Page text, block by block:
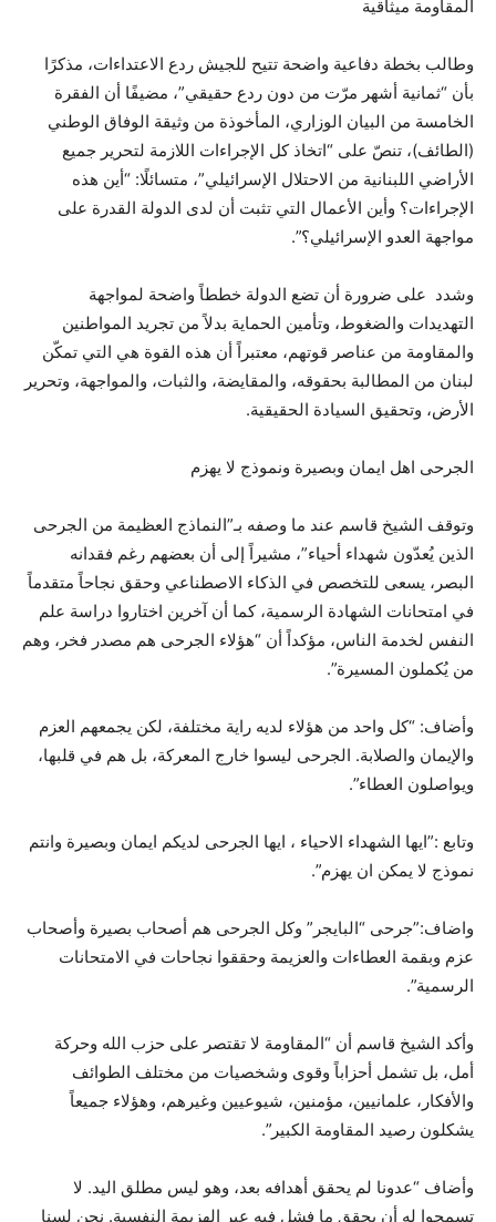
المقاومة ميثاقية
وطالب بخطة دفاعية واضحة تتيح للجيش ردع الاعتداءات، مذكرًا
بأن “ثمانية أشهر مرّت من دون ردع حقيقي”، مضيفًا أن الفقرة
الخامسة من البيان الوزاري، المأخوذة من وثيقة الوفاق الوطني
(الطائف)، تنصّ على “اتخاذ كل الإجراءات اللازمة لتحرير جميع
الأراضي اللبنانية من الاحتلال الإسرائيلي”، متسائلًا: “أين هذه
الإجراءات؟ وأين الأعمال التي تثبت أن لدى الدولة القدرة على
مواجهة العدو الإسرائيلي؟”.
وشدد على ضرورة أن تضع الدولة خططاً واضحة لمواجهة
التهديدات والضغوط، وتأمين الحماية بدلاً من تجريد المواطنين
والمقاومة من عناصر قوتهم، معتبراً أن هذه القوة هي التي تمكّن
لبنان من المطالبة بحقوقه، والمقايضة، والثبات، والمواجهة، وتحرير
الأرض، وتحقيق السيادة الحقيقية.
الجرحى اهل ايمان وبصيرة ونموذج لا يهزم
وتوقف الشيخ قاسم عند ما وصفه بـ”النماذج العظيمة من الجرحى
الذين يُعدّون شهداء أحياء”، مشيراً إلى أن بعضهم رغم فقدانه
البصر، يسعى للتخصص في الذكاء الاصطناعي وحقق نجاحاً متقدماً
في امتحانات الشهادة الرسمية، كما أن آخرين اختاروا دراسة علم
النفس لخدمة الناس، مؤكداً أن “هؤلاء الجرحى هم مصدر فخر، وهم
من يُكملون المسيرة”.
وأضاف: “كل واحد من هؤلاء لديه راية مختلفة، لكن يجمعهم العزم
والإيمان والصلابة. الجرحى ليسوا خارج المعركة، بل هم في قلبها،
ويواصلون العطاء”.
وتابع :”ايها الشهداء الاحياء ، ايها الجرحى لديكم ايمان وبصيرة وانتم
نموذج لا يمكن ان يهزم”.
واضاف:”جرحى “البايجر” وكل الجرحى هم أصحاب بصيرة وأصحاب
عزم وبقمة العطاءات والعزيمة وحققوا نجاحات في الامتحانات
الرسمية”.
وأكد الشيخ قاسم أن “المقاومة لا تقتصر على حزب الله وحركة
أمل، بل تشمل أحزاباً وقوى وشخصيات من مختلف الطوائف
والأفكار، علمانيين، مؤمنين، شيوعيين وغيرهم، وهؤلاء جميعاً
يشكلون رصيد المقاومة الكبير”.
وأضاف “عدونا لم يحقق أهدافه بعد، وهو ليس مطلق اليد. لا
تسمحوا له أن يحقق ما فشل فيه عبر الهزيمة النفسية. نحن لسنا